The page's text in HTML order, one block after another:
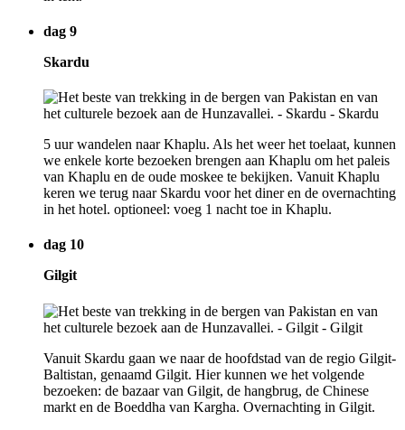
dag 9
Skardu
5 uur wandelen naar Khaplu. Als het weer het toelaat, kunnen
we enkele korte bezoeken brengen aan Khaplu om het paleis
van Khaplu en de oude moskee te bekijken. Vanuit Khaplu
keren we terug naar Skardu voor het diner en de overnachting
in het hotel. optioneel: voeg 1 nacht toe in Khaplu.
dag 10
Gilgit
Vanuit Skardu gaan we naar de hoofdstad van de regio Gilgit-
Baltistan, genaamd Gilgit. Hier kunnen we het volgende
bezoeken: de bazaar van Gilgit, de hangbrug, de Chinese
markt en de Boeddha van Kargha. Overnachting in Gilgit.